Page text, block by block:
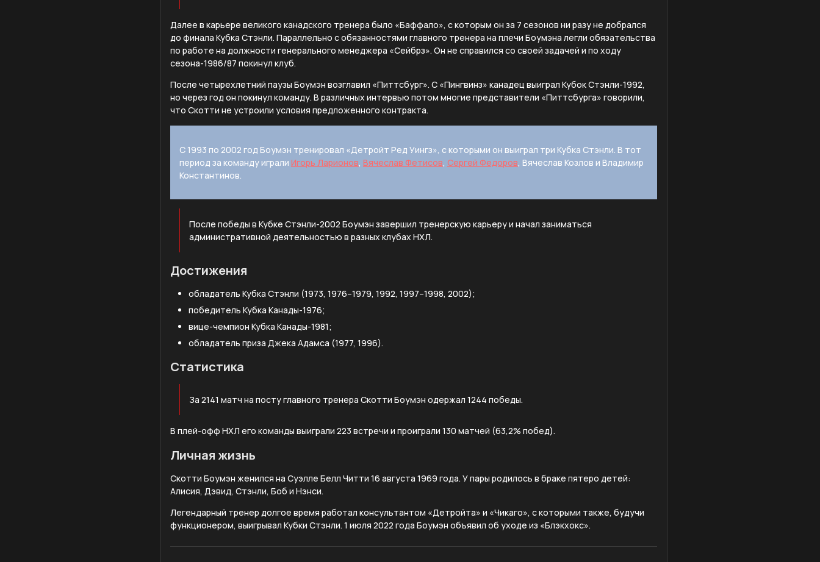
Далее в карьере великого канадского тренера было «Баффало», с которым он за 7 сезонов ни разу не добрался
до финала Кубка Стэнли. Параллельно с обязанностями главного тренера на плечи Боумэна легли обязательства
по работе на должности генерального менеджера «Сейбрз». Он не справился со своей задачей и по ходу
сезона-1986/87 покинул клуб.
После четырехлетний паузы Боумэн возглавил «Питтсбург». С «Пингвинз» канадец выиграл Кубок Стэнли-1992,
но через год он покинул команду. В различных интервью потом многие представители «Питтсбурга» говорили,
что Скотти не устроили условия предложенного контракта.
С 1993 по 2002 год Боумэн тренировал «Детройт Ред Уингз», с которыми он выиграл три Кубка Стэнли. В тот
период за команду играли Игорь Ларионов Вячеслав Фетисов Сергей Федоров , Вячеслав Козлов и Владимир
Константинов.
После победы в Кубке Стэнли-2002 Боумэн завершил тренерскую карьеру и начал заниматься
административной деятельностью в разных клубах НХЛ.
Достижения
обладатель Кубка Стэнли (1973, 1976–1979, 1992, 1997–1998, 2002);
победитель Кубка Канады-1976;
вице-чемпион Кубка Канады-1981;
обладатель приза Джека Адамса (1977, 1996).
Статистика
За 2141 матч на посту главного тренера Скотти Боумэн одержал 1244 победы.
В плей-офф НХЛ его команды выиграли 223 встречи и проиграли 130 матчей (63,2% побед).
Личная жизнь
Скотти Боумэн женился на Суэлле Белл Читти 16 августа 1969 года. У пары родилось в браке пятеро детей:
Алисия, Дэвид, Стэнли, Боб и Нэнси.
Легендарный тренер долгое время работал консультантом «Детройта» и «Чикаго», с которыми также, будучи
функционером, выигрывал Кубки Стэнли. 1 июля 2022 года Боумэн объявил об уходе из «Блэкхокс».